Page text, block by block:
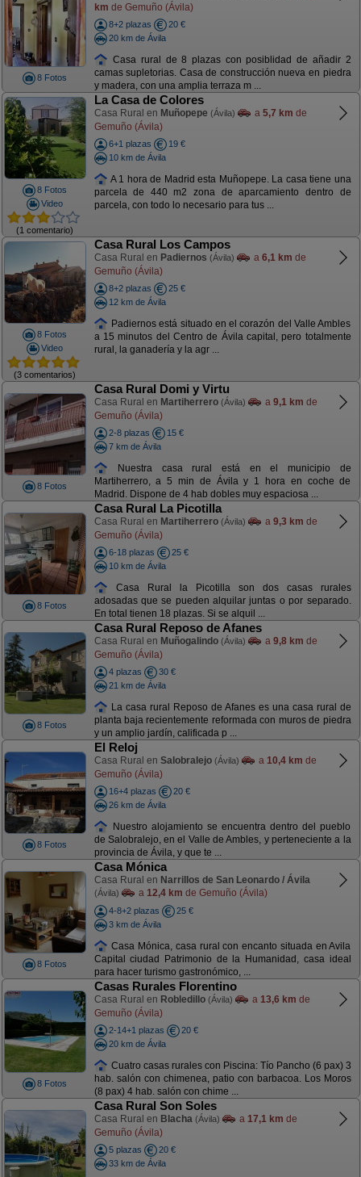
8 Fotos
km de Gemuño (Ávila)
8+2 plazas
20 €
20 km de Ávila
Casa rural de 8 plazas con posiblidad de añadir 2
camas supletorias. Casa de construcción nueva en piedra
y madera, con una amplia terraza m ...
8 Fotos
Video
(1 comentario)
La Casa de Colores
Casa Rural en Muñopepe (Ávila) a 5,7 km de
Gemuño (Ávila)
6+1 plazas
19 €
10 km de Ávila
A 1 hora de Madrid esta Muñopepe. La casa tiene una
parcela de 440 m2 zona de aparcamiento dentro de
parcela, con todo lo necesario para tus ...
8 Fotos
Video
(3 comentarios)
Casa Rural Los Campos
Casa Rural en Padiernos (Ávila) a 6,1 km de
Gemuño (Ávila)
8+2 plazas
25 €
12 km de Ávila
Padiernos está situado en el corazón del Valle Ambles
a 15 minutos del Centro de Ávila capital, pero totalmente
rural, la ganadería y la agr ...
8 Fotos
Casa Rural Domi y Virtu
Casa Rural en Martiherrero (Ávila) a 9,1 km de
Gemuño (Ávila)
2-8 plazas
15 €
7 km de Ávila
Nuestra casa rural está en el municipio de
Martiherrero, a 5 min de Ávila y 1 hora en coche de
Madrid. Dispone de 4 hab dobles muy espaciosa ...
8 Fotos
Casa Rural La Picotilla
Casa Rural en Martiherrero (Ávila) a 9,3 km de
Gemuño (Ávila)
6-18 plazas
25 €
10 km de Ávila
Casa Rural la Picotilla son dos casas rurales
adosadas que se pueden alquilar juntas o por separado.
En total tienen 18 plazas. Si se alquil ...
8 Fotos
Casa Rural Reposo de Afanes
Casa Rural en Muñogalindo (Ávila) a 9,8 km de
Gemuño (Ávila)
4 plazas
30 €
21 km de Ávila
La casa rural Reposo de Afanes es una casa rural de
planta baja recientemente reformada con muros de piedra
y un amplio jardín, calificada p ...
8 Fotos
El Reloj
Casa Rural en Salobralejo (Ávila) a 10,4 km de
Gemuño (Ávila)
16+4 plazas
20 €
26 km de Ávila
Nuestro alojamiento se encuentra dentro del pueblo
de Salobralejo, en el Valle de Ambles, y perteneciente a la
provincia de Ávila, y que te ...
8 Fotos
Casa Mónica
Casa Rural en Narrillos de San Leonardo / Ávila
(Ávila) a 12,4 km de Gemuño (Ávila)
4-8+2 plazas
25 €
3 km de Ávila
Casa Mónica, casa rural con encanto situada en Avila
Capital ciudad Patrimonio de la Humanidad, casa ideal
para hacer turismo gastronómico, ...
8 Fotos
Casas Rurales Florentino
Casa Rural en Robledillo (Ávila) a 13,6 km de
Gemuño (Ávila)
2-14+1 plazas
20 €
20 km de Ávila
Cuatro casas rurales con Piscina: Tío Pancho (6 pax) 3
hab. salón con chimenea, patio con barbacoa. Los Moros
(8 pax) 4 hab. salón con chime ...
Casa Rural Son Soles
Casa Rural en Blacha (Ávila) a 17,1 km de
Gemuño (Ávila)
5 plazas
20 €
33 km de Ávila